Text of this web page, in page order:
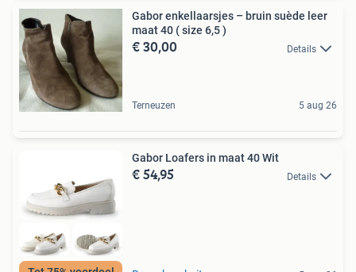
Gabor enkellaarsjes – bruin suède leer
maat 40 ( size 6,5 )
€ 30,00 Details
Terneuzen 5 aug 26
Gabor Loafers in maat 40 Wit
€ 54,95 Details